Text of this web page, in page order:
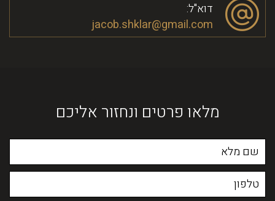
דוא"ל:
jacob.shklar@gmail.com
מלאו פרטים ונחזור אליכם